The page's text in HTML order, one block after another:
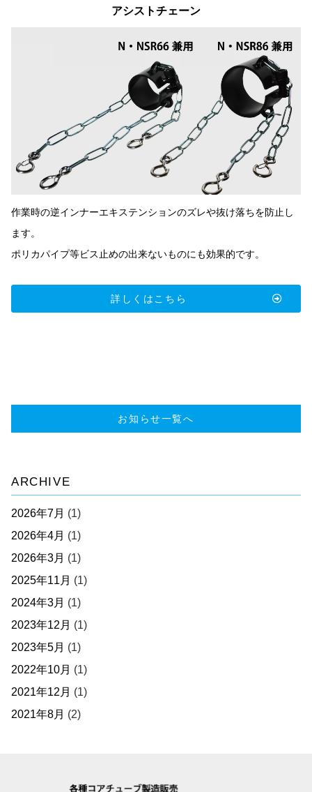
アシストチェーン
作業時の逆インナーエキステンションのズレや抜け落ちを防止し
ます。
ポリカパイプ等ビス止めの出来ないものにも効果的です。
詳しくはこちら
お知らせ一覧へ
ARCHIVE
2026年7月 (1)
2026年4月 (1)
2026年3月 (1)
2025年11月 (1)
2024年3月 (1)
2023年12月 (1)
2023年5月 (1)
2022年10月 (1)
2021年12月 (1)
2021年8月 (2)